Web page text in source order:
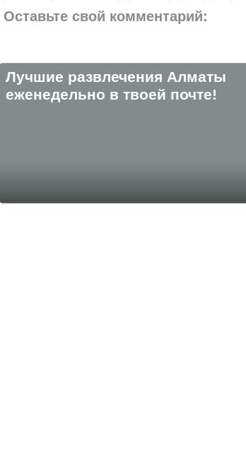
Оставьте свой комментарий:
Лучшие развлечения Алматы
eженедельно в твоей почте!